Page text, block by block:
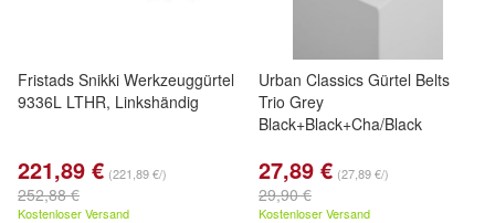
Fristads Snikki Werkzeuggürtel
9336L LTHR, Linkshändig
221,89 € (221,89 €/)
252,88 €
Kostenloser Versand
Urban Classics Gürtel Belts
Trio Grey
Black+Black+Cha/Black
27,89 € (27,89 €/)
29,90 €
Kostenloser Versand